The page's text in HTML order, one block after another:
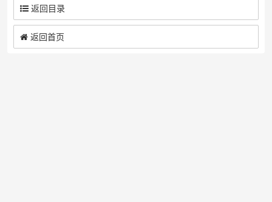
返回目录
返回首页